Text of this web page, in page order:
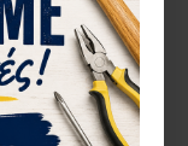
επεξεργάζεται!